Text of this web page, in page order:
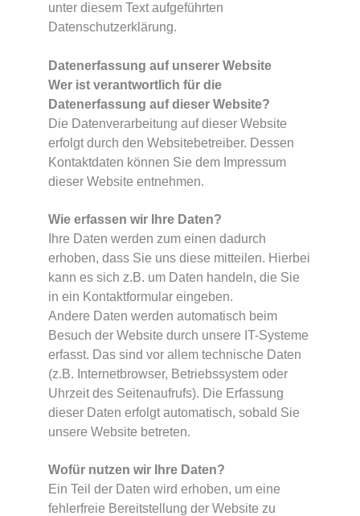
unter diesem Text aufgeführten
Datenschutzerklärung.
Datenerfassung auf unserer Website
Wer ist verantwortlich für die
Datenerfassung auf dieser Website?
Die Datenverarbeitung auf dieser Website
erfolgt durch den Websitebetreiber. Dessen
Kontaktdaten können Sie dem Impressum
dieser Website entnehmen.
Wie erfassen wir Ihre Daten?
Ihre Daten werden zum einen dadurch
erhoben, dass Sie uns diese mitteilen. Hierbei
kann es sich z.B. um Daten handeln, die Sie
in ein Kontaktformular eingeben.
Andere Daten werden automatisch beim
Besuch der Website durch unsere IT-Systeme
erfasst. Das sind vor allem technische Daten
(z.B. Internetbrowser, Betriebssystem oder
Uhrzeit des Seitenaufrufs). Die Erfassung
dieser Daten erfolgt automatisch, sobald Sie
unsere Website betreten.
Wofür nutzen wir Ihre Daten?
Ein Teil der Daten wird erhoben, um eine
fehlerfreie Bereitstellung der Website zu